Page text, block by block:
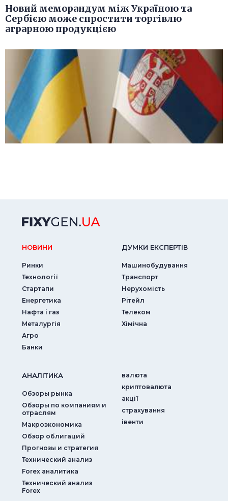
Новий меморандум між Україною та
Сербією може спростити торгівлю
аграрною продукцією
НОВИНИ
Ринки
Технології
Стартапи
Енергетика
Нафта і газ
Металургія
Агро
Банки
ДУМКИ ЕКСПЕРТIВ
Машинобудування
Транспорт
Нерухомість
Рітейл
Телеком
Хімічна
АНАЛIТИКА
Обзоры рынка
Обзоры по компаниям и
отраслям
Макроэкономика
Обзор облигаций
Прогнозы и стратегия
Технический анализ
Forex аналитика
Технический анализ
Forex
валюта
криптовалюта
акції
страхування
iвенти